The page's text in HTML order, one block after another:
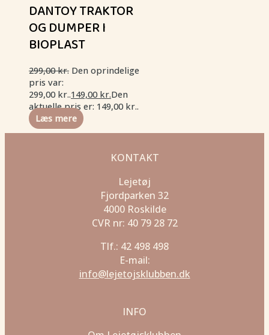
DANTOY TRAKTOR
OG DUMPER I
BIOPLAST
299,00kr. Den oprindelige
pris var:
299,00 kr..149,00 kr.Den
aktuelle pris er: 149,00 kr..
Læs mere
KONTAKT
Lejetøj
Fjordparken 32
4000 Roskilde
CVR nr: 40 79 28 72
Tlf.: 42 498 498
E-mail:
info@lejetojsklubben.dk
INFO